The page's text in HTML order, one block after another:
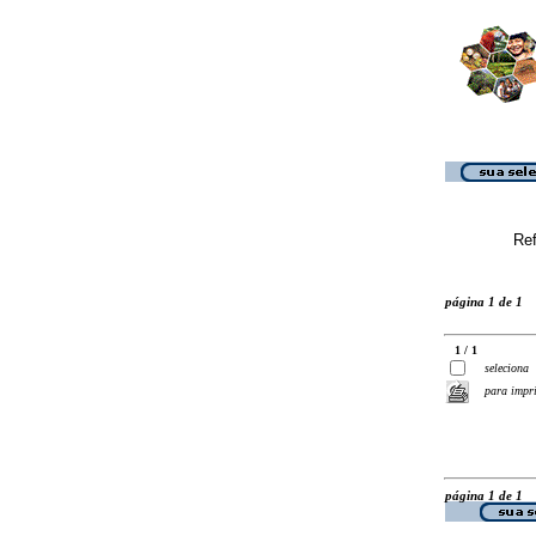
página 1 de 1
1 / 1
seleciona
para
página 1 de 1